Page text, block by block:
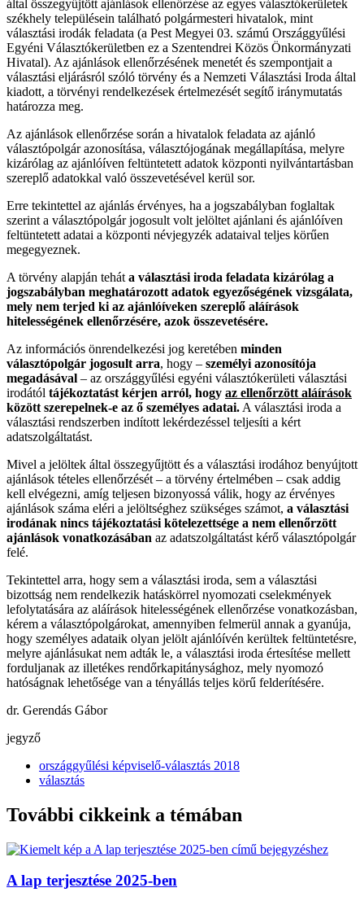
által összegyűjtött ajánlások ellenőrzése az egyes választókerületek
székhely településein található polgármesteri hivatalok, mint
választási irodák feladata (a Pest Megyei 03. számú Országgyűlési
Egyéni Választókerületben ez a Szentendrei Közös Önkormányzati
Hivatal). Az ajánlások ellenőrzésének menetét és szempontjait a
választási eljárásról szóló törvény és a Nemzeti Választási Iroda által
kiadott, a törvényi rendelkezések értelmezését segítő iránymutatás
határozza meg.
Az ajánlások ellenőrzése során a hivatalok feladata az ajánló
választópolgár azonosítása, választójogának megállapítása, melyre
kizárólag az ajánlóíven feltüntetett adatok központi nyilvántartásban
szereplő adatokkal való összevetésével kerül sor.
Erre tekintettel az ajánlás érvényes, ha a jogszabályban foglaltak
szerint a választópolgár jogosult volt jelöltet ajánlani és ajánlóíven
feltüntetett adatai a központi névjegyzék adataival teljes körűen
megegyeznek.
A törvény alapján tehát a választási iroda feladata kizárólag a
jogszabályban meghatározott adatok egyezőségének vizsgálata,
mely nem terjed ki az ajánlóíveken szereplő aláírások
hitelességének ellenőrzésére, azok összevetésére.
Az információs önrendelkezési jog keretében minden
választópolgár jogosult arra, hogy – személyi azonosítója
megadásával – az országgyűlési egyéni választókerületi választási
irodától tájékoztatást kérjen arról, hogy az ellenőrzött aláírások
között szerepelnek-e az ő személyes adatai. A választási iroda a
választási rendszerben indított lekérdezéssel teljesíti a kért
adatszolgáltatást.
Mivel a jelöltek által összegyűjtött és a választási irodához benyújtott
ajánlások tételes ellenőrzését – a törvény értelmében – csak addig
kell elvégezni, amíg teljesen bizonyossá válik, hogy az érvényes
ajánlások száma eléri a jelöltséghez szükséges számot, a választási
irodának nincs tájékoztatási kötelezettsége a nem ellenőrzött
ajánlások vonatkozásában az adatszolgáltatást kérő választópolgár
felé.
Tekintettel arra, hogy sem a választási iroda, sem a választási
bizottság nem rendelkezik hatáskörrel nyomozati cselekmények
lefolytatására az aláírások hitelességének ellenőrzése vonatkozásban,
kérem a választópolgárokat, amennyiben felmerül annak a gyanúja,
hogy személyes adataik olyan jelölt ajánlóívén kerültek feltüntetésre,
melyre ajánlásukat nem adták le, a választási iroda értesítése mellett
forduljanak az illetékes rendőrkapitánysághoz, mely nyomozó
hatóságnak lehetősége van a tényállás teljes körű felderítésére.
dr. Gerendás Gábor
jegyző
országgyűlési képviselő-választás 2018
választás
További cikkeink a témában
A lap terjesztése 2025-ben